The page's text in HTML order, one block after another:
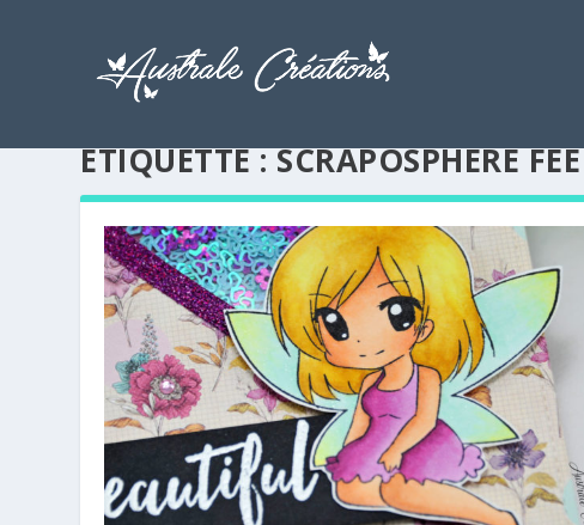
ÉTIQUETTE :SCRAPOSPHÈRE